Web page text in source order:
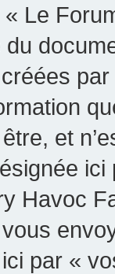
Le
et
Havoc
par «